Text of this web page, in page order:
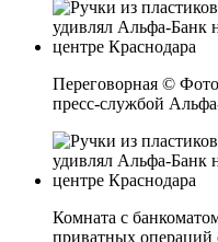
Переговорная ©
пресс-службой
Комната с
приватных